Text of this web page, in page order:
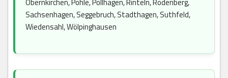
Sachsenhagen, Seggebruch, Stadthagen, Suthfeld,
Wiedensahl, Wölpinghausen